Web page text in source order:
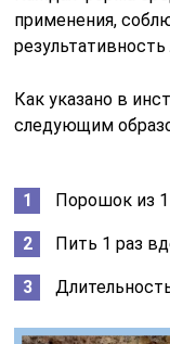
применения,
результативность
Как указано в
следующим
Порошок из 1
Пить 1 раз